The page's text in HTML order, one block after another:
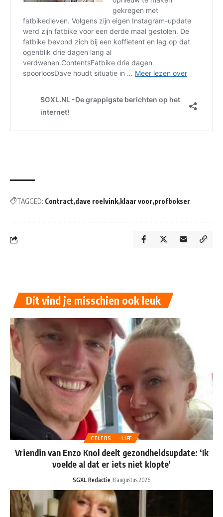
TAGGED: Contract dave roelvink klaar voor profbokser
Dit vind je misschien ook leuk
CELEBS LIFE
Vriendin van Enzo Knol deelt gezondheidsupdate: ‘Ik
voelde al dat er iets niet klopte’
SGXL Redactie 8 augustus 2026